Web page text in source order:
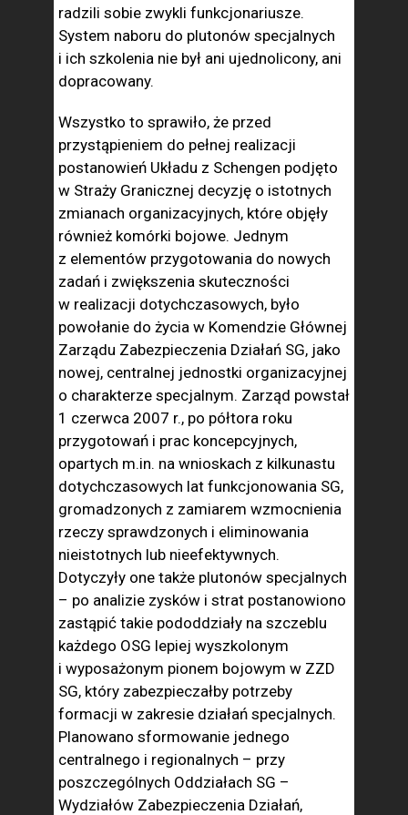
radzili sobie zwykli funkcjonariusze.
System naboru do plutonów specjalnych
i ich szkolenia nie był ani ujednolicony, ani
dopracowany.
Wszystko to sprawiło, że przed
przystąpieniem do pełnej realizacji
postanowień Układu z Schengen podjęto
w Straży Granicznej decyzję o istotnych
zmianach organizacyjnych, które objęły
również komórki bojowe. Jednym
z elementów przygotowania do nowych
zadań i zwiększenia skuteczności
w realizacji dotychczasowych, było
powołanie do życia w Komendzie Głównej
Zarządu Zabezpieczenia Działań SG, jako
nowej, centralnej jednostki organizacyjnej
o charakterze specjalnym. Zarząd powstał
1 czerwca 2007 r., po półtora roku
przygotowań i prac koncepcyjnych,
opartych m.in. na wnioskach z kilkunastu
dotychczasowych lat funkcjonowania SG,
gromadzonych z zamiarem wzmocnienia
rzeczy sprawdzonych i eliminowania
nieistotnych lub nieefektywnych.
Dotyczyły one także plutonów specjalnych
– po analizie zysków i strat postanowiono
zastąpić takie pododdziały na szczeblu
każdego OSG lepiej wyszkolonym
i wyposażonym pionem bojowym w ZZD
SG, który zabezpieczałby potrzeby
formacji w zakresie działań specjalnych.
Planowano sformowanie jednego
centralnego i regionalnych – przy
poszczególnych Oddziałach SG –
Wydziałów Zabezpieczenia Działań,